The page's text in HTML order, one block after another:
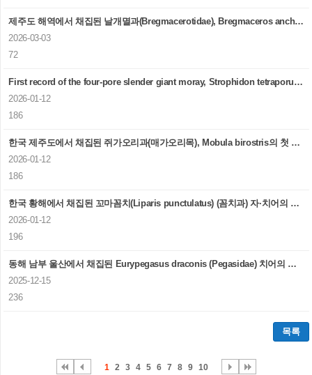
제주도 해역에서 채집된 날개멸과(Bregmacerotidae), Bregmaceros anchovia의 첫 보고
2026-03-03
72
First record of the four-pore slender giant moray, Strophidon tetraporus (Actinopterygii, Anguilliformes, Muraenidae), from Sinan, Korea
2026-01-12
186
한국 제주도에서 채집된 쥐가오리과(매가오리목), Mobula birostris의 첫 보고
2026-01-12
186
한국 황해에서 채집된 꼬마꼼치(Liparis punctulatus) (꼼치과) 자·치어의 형태 기재
2026-01-12
196
동해 남부 울산에서 채집된 Eurypegasus draconis (Pegasidae) 치어의 첫 보고
2025-12-15
236
목록
1 2 3 4 5 6 7 8 9 10